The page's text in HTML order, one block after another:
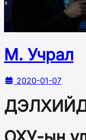
М. Учрал
2020-01-07